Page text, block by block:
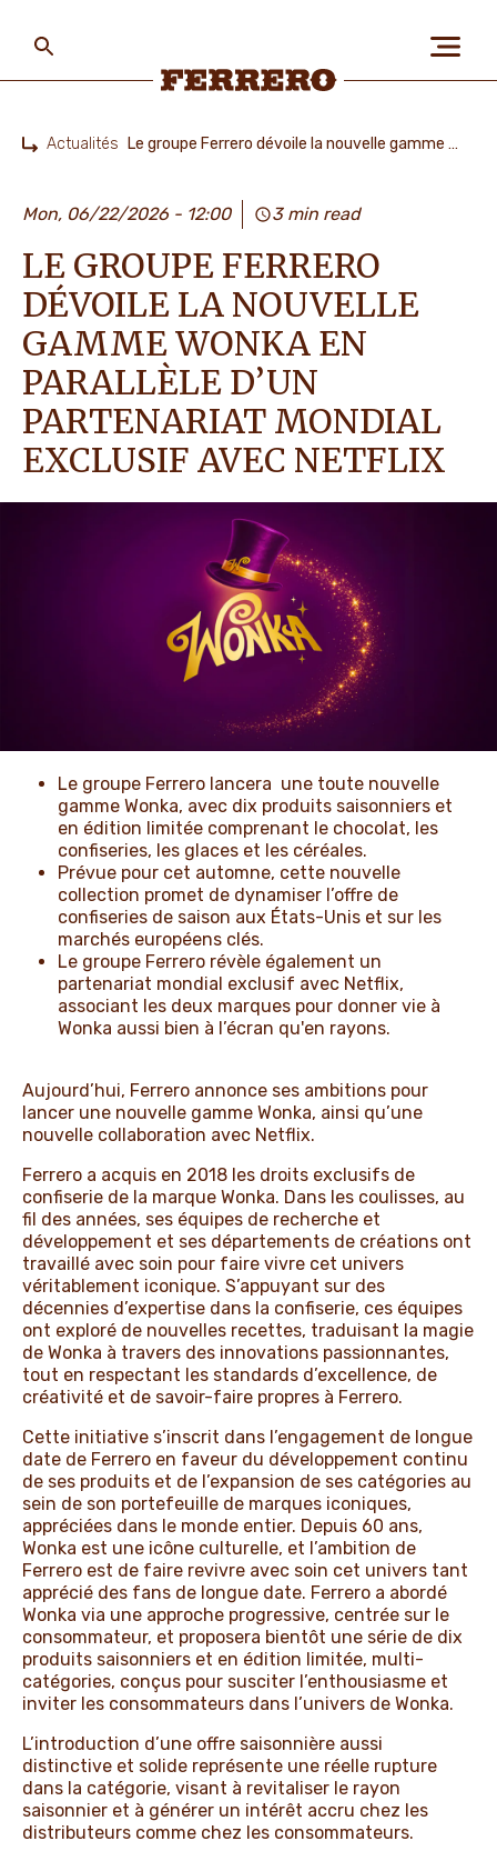
PLANÈTE ET POPULATIONS
NOS MARQUES
TRAVAILLER CHEZ FERRERO
ACTUALITÉS ET NOUVELLES
main
content
Actualités Le groupe Ferrero dévoile la nouvelle gamme Wonka
Mon, 06/22/2026 - 12:00 3 min read
LE GROUPE FERRERO
DÉVOILE LA NOUVELLE
GAMME WONKA EN
PARALLÈLE D’UN
PARTENARIAT MONDIAL
EXCLUSIF AVEC NETFLIX
Le groupe Ferrero lancera une toute nouvelle
gamme Wonka, avec dix produits saisonniers et
en édition limitée comprenant le chocolat, les
confiseries, les glaces et les céréales.
Prévue pour cet automne, cette nouvelle
collection promet de dynamiser l’offre de
confiseries de saison aux États-Unis et sur les
marchés européens clés.
Le groupe Ferrero révèle également un
partenariat mondial exclusif avec Netflix,
associant les deux marques pour donner vie à
Wonka aussi bien à l’écran qu'en rayons.
Aujourd’hui, Ferrero annonce ses ambitions pour
lancer une nouvelle gamme Wonka, ainsi qu’une
nouvelle collaboration avec Netflix.
Ferrero a acquis en 2018 les droits exclusifs de
confiserie de la marque Wonka. Dans les coulisses, au
fil des années, ses équipes de recherche et
développement et ses départements de créations ont
travaillé avec soin pour faire vivre cet univers
véritablement iconique. S’appuyant sur des
décennies d’expertise dans la confiserie, ces équipes
ont exploré de nouvelles recettes, traduisant la magie
de Wonka à travers des innovations passionnantes,
tout en respectant les standards d’excellence, de
créativité et de savoir-faire propres à Ferrero.
Cette initiative s’inscrit dans l’engagement de longue
date de Ferrero en faveur du développement continu
de ses produits et de l’expansion de ses catégories au
sein de son portefeuille de marques iconiques,
appréciées dans le monde entier. Depuis 60 ans,
Wonka est une icône culturelle, et l’ambition de
Ferrero est de faire revivre avec soin cet univers tant
apprécié des fans de longue date. Ferrero a abordé
Wonka via une approche progressive, centrée sur le
consommateur, et proposera bientôt une série de dix
produits saisonniers et en édition limitée, multi-
catégories, conçus pour susciter l’enthousiasme et
inviter les consommateurs dans l’univers de Wonka.
L’introduction d’une offre saisonnière aussi
distinctive et solide représente une réelle rupture
dans la catégorie, visant à revitaliser le rayon
saisonnier et à générer un intérêt accru chez les
distributeurs comme chez les consommateurs.